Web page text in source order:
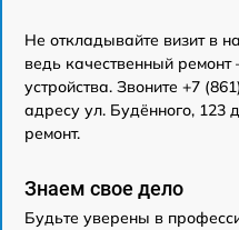
Не откладывайте визит в
ведь качественный
устройства. Звоните +7
адресу ул. Будённого, 123
ремонт.
Знаем свое дело
Будьте уверены в